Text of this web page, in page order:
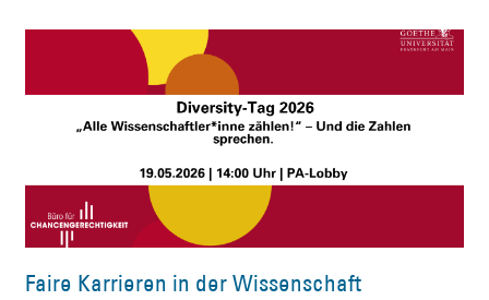
Faire Karrieren in der Wissenschaft